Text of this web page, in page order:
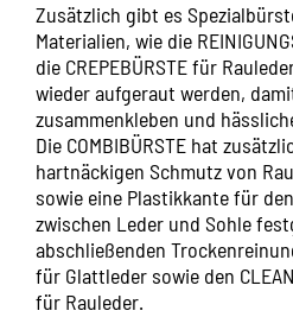
Zusätzlich gibt es
Materialien, wie die
die CREPEBÜRSTEfür
wieder aufgeraut werden,
zusammenkleben und
Die COMBIBÜRSTE hat
hartnäckigen Schmutz von
sowie eine Plastikkante für
zwischen Leder und Sohle
abschließenden
für Glattleder sowie den
für Rauleder.